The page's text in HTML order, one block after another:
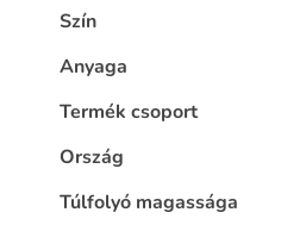
Szín
Anyaga
Termék csoport
Ország
Túlfolyó magassága